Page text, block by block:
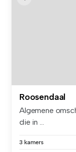
Roosendaal
Algemene
die in ...
3 kamers